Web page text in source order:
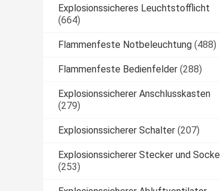
Explosionssicheres Leuchtstofflicht
(664)
Flammenfeste Notbeleuchtung (488)
Flammenfeste Bedienfelder (288)
Explosionssicherer Anschlusskasten
(279)
Explosionssicherer Schalter (207)
Explosionssicherer Stecker und Sockel
(253)